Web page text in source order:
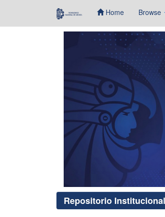
Home Browse
Repositorio